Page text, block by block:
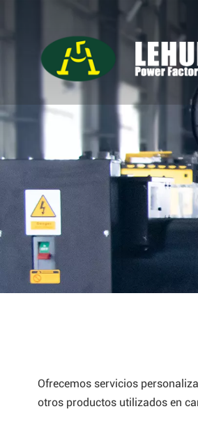
Ofrecemos servicios
otros productos utilizados en